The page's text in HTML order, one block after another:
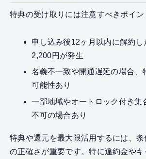
特典の受け取りには注意すべきポイン
申し込み後12ヶ月以内に解約し
2,200円が発生
名義不一致や開通遅延の場合、
可能性あり
一部地域やオートロック付き集
不可の場合あり
特典や還元を最大限活用するには、
の正確さが重要です。特に違約金や